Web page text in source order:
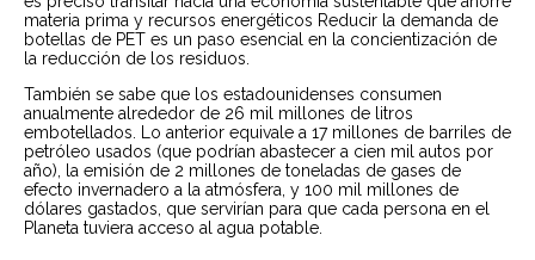
materia prima y recursos energéticos Reducir la demanda de
botellas de PET es un paso esencial en la concientización de
la reducción de los residuos.
También se sabe que los estadounidenses consumen
anualmente alrededor de 26 mil millones de litros
embotellados. Lo anterior equivale a 17 millones de barriles de
petróleo usados (que podrían abastecer a cien mil autos por
año), la emisión de 2 millones de toneladas de gases de
efecto invernadero a la atmósfera, y 100 mil millones de
dólares gastados, que servirían para que cada persona en el
Planeta tuviera acceso al agua potable.